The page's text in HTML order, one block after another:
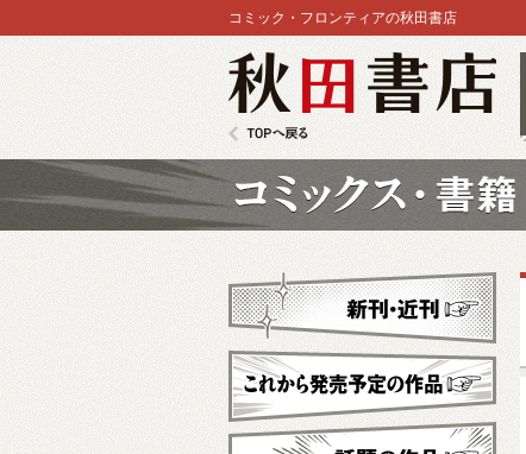
コミック・フロンティアの秋田書店
新刊・近刊
これから発売予定